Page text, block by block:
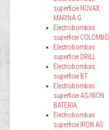
superficie NOVAX
MARINA-G
Electrobombas
superficie COLOMBO
Electrobombas
superficie DRILL
Electrobombas
superficie BT
Electrobombas
superficie AG/IRON
BATERIA
Electrobombas
superficie IRON AG